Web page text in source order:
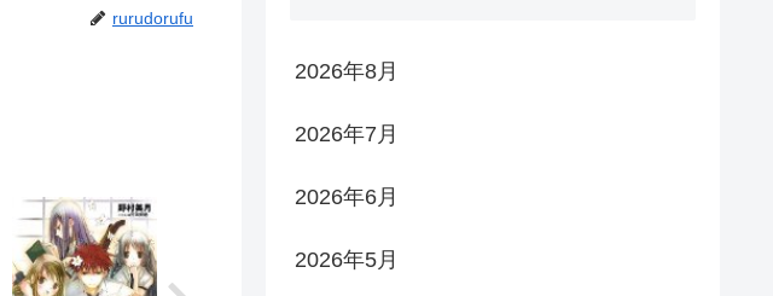
rurudorufu
2026年8月
2026年7月
2026年6月
2026年5月